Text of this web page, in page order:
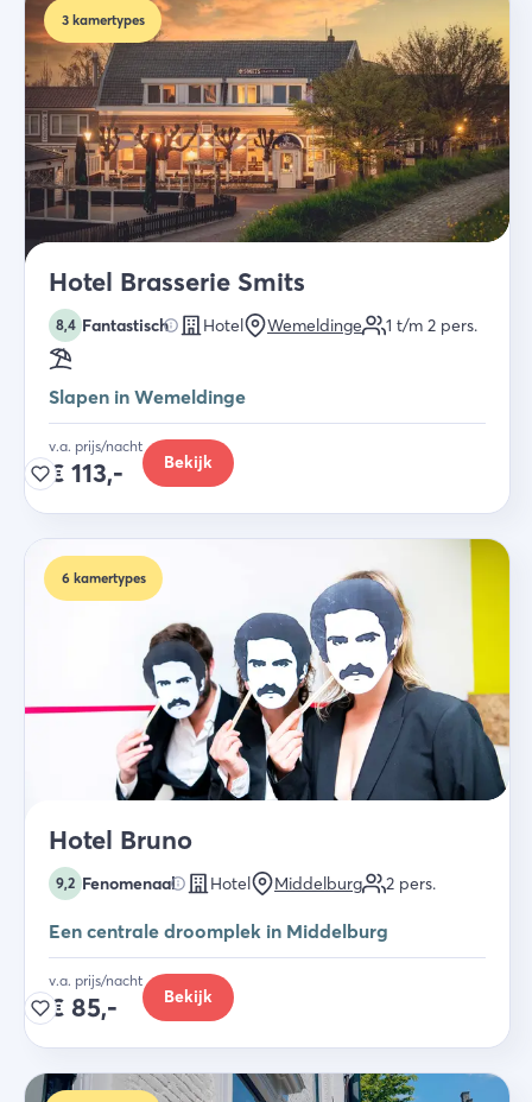
3 kamertypes
Hotel Brasserie Smits
8,4 Fantastisch Hotel Wemeldinge 1 t/m 2 pers.
Slapen in Wemeldinge
v.a. prijs/nacht
€ 113,- Bekijk
6 kamertypes
Hotel Bruno
9,2 Fenomenaal Hotel Middelburg 2 pers.
Een centrale droomplek in Middelburg
v.a. prijs/nacht
€ 85,- Bekijk